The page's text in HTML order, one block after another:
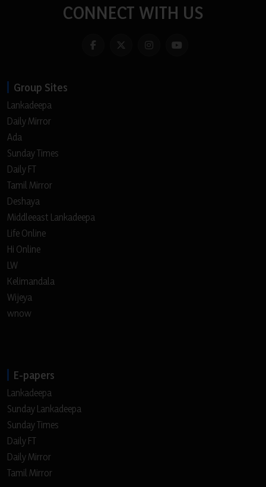
CONNECT WITH US
Group Sites
Lankadeepa
Daily Mirror
Ada
Sunday Times
Daily FT
Tamil Mirror
Deshaya
Middleeast Lankadeepa
Life Online
Hi Online
LW
Kelimandala
Wijeya
wnow
E-papers
Lankadeepa
Sunday Lankadeepa
Sunday Times
Daily FT
Daily Mirror
Tamil Mirror